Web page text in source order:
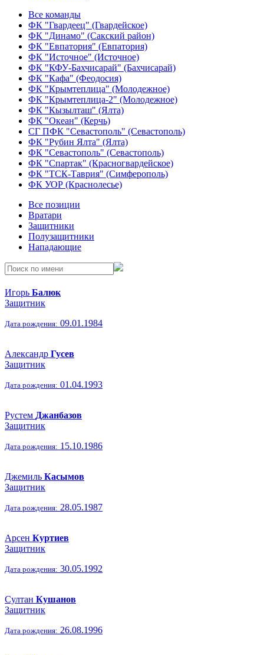
Все команды
ФК "Гвардеец" (Гвардейское)
ФК "Динамо" (Сакский район)
ФК "Евпатория" (Евпатория)
ФК "Источное" (Источное)
ФК "КФУ-Бахчисарай" (Бахчисарай)
ФК "Кафа" (Феодосия)
ФК "Крымтеплица" (Молодежное)
ФК "Крымтеплица-2" (Молодежное)
ФК "Кызылташ" (Ялта)
ФК "Океан" (Керчь)
СГ ПФК "Севастополь" (Севастополь)
ФК "Рубин Ялта" (Ялта)
ФК "Севастополь" (Севастополь)
ФК "Спартак" (Красногвардейское)
ФК "ТСК-Таврия" (Симферополь)
ФК УОР (Краснолесье)
Все позиции
Вратари
Защитники
Полузащитники
Нападающие
Игорь Балюк
Защитник
Дата рождения: 09.01.1984
Александр Гусев
Защитник
Дата рождения: 01.04.1993
Рустем Джанбазов
Защитник
Дата рождения: 15.10.1986
Джемиль Касымов
Защитник
Дата рождения: 28.05.1987
Арсен Куртиев
Защитник
Дата рождения: 30.05.1992
Султан Кушанов
Защитник
Дата рождения: 26.08.1996